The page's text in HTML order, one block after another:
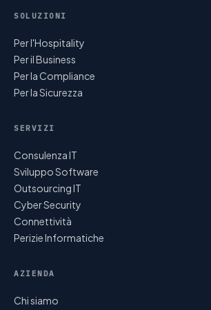
SOLUZIONI
Per l'Hospitality
Per il Business
Per la Compliance
Per la Sicurezza
SERVIZI
Consulenza IT
Sviluppo Software
Outsourcing IT
Cyber Security
Connettività
Perizie Informatiche
AZIENDA
Chi siamo